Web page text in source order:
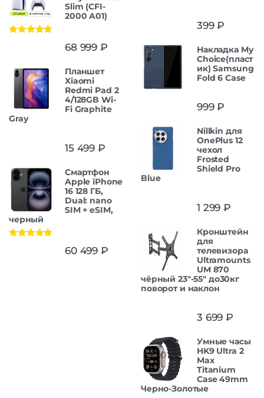
Slim (CFI-
2000 A01)
68 999 ₽
Планшет
Xiaomi
Redmi Pad 2
4/128GB Wi-
Fi Graphite
Gray
15 499 ₽
Смартфон
Apple iPhone
16 128 ГБ,
Dual: nano
SIM + eSIM,
черный
60 499 ₽
399₽
Накладка My
Choice(пласт
ик) Samsung
Fold 6 Case
999₽
Nillkin для
OnePlus 12
чехол
Frosted
Shield Pro
Blue
1 299 ₽
Кронштейн
для
телевизора
Ultramounts
UM 870
чёрный 23"-55" до30кг
поворот и наклон
3 699 ₽
Умные часы
HK9 Ultra 2
Max
Titanium
Case 49mm
Черно-Золотые